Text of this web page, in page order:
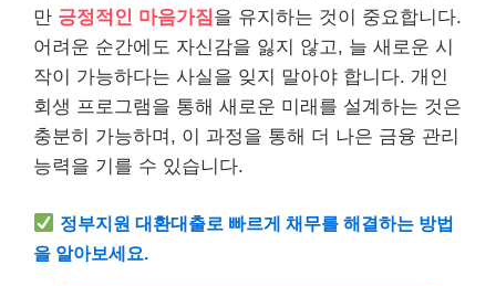
만 긍정적인 마음가짐을 유지하는 것이 중요합니다.
어려운 순간에도 자신감을 잃지 않고, 늘 새로운 시
작이 가능하다는 사실을 잊지 말아야 합니다. 개인
회생 프로그램을 통해 새로운 미래를 설계하는 것은
충분히 가능하며, 이 과정을 통해 더 나은 금융 관리
능력을 기를 수 있습니다.
정부지원 대환대출로 빠르게 채무를 해결하는 방법
을 알아보세요.